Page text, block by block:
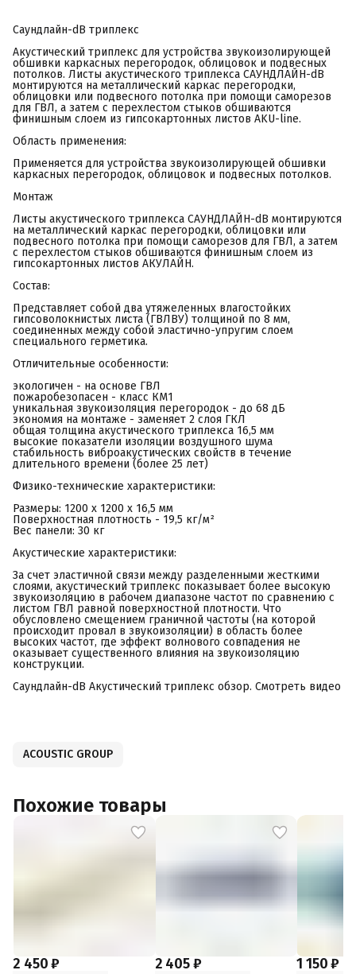
Саундлайн-dB триплекс
Акустический триплекс для устройства звукоизолирующей
обшивки каркасных перегородок, облицовок и подвесных
потолков. Листы акустического триплекса САУНДЛАЙН-dB
монтируются на металлический каркас перегородки,
облицовки или подвесного потолка при помощи саморезов
для ГВЛ, а затем с перехлестом стыков обшиваются
финишным слоем из гипсокартонных листов AKU-line.
Область применения:
Применяется для устройства звукоизолирующей обшивки
каркасных перегородок, облицовок и подвесных потолков.
Монтаж
Листы акустического триплекса САУНДЛАЙН-dB монтируются
на металлический каркас перегородки, облицовки или
подвесного потолка при помощи саморезов для ГВЛ, а затем
с перехлестом стыков обшиваются финишным слоем из
гипсокартонных листов АКУЛАЙН.
Состав:
Представляет собой два утяжеленных влагостойких
гипсоволокнистых листа (ГВЛВУ) толщиной по 8 мм,
соединенных между собой эластично-упругим слоем
специального герметика.
Отличительные особенности:
экологичен - на основе ГВЛ
пожаробезопасен - класс КМ1
уникальная звукоизоляция перегородок - до 68 дБ
экономия на монтаже - заменяет 2 слоя ГКЛ
общая толщина акустического триплекса 16,5 мм
высокие показатели изоляции воздушного шума
стабильность виброакустических свойств в течение
длительного времени (более 25 лет)
Физико-технические характеристики:
Размеры: 1200 х 1200 х 16,5 мм
Поверхностная плотность - 19,5 кг/м²
Вес панели: 30 кг
Акустические характеристики:
За счет эластичной связи между разделенными жесткими
слоями, акустический триплекс показывает более высокую
звукоизоляцию в рабочем диапазоне частот по сравнению с
листом ГВЛ равной поверхностной плотности. Что
обусловлено смещением граничной частоты (на которой
происходит провал в звукоизоляции) в область более
высоких частот, где эффект волнового совпадения не
оказывает существенного влияния на звукоизоляцию
конструкции.
Саундлайн-dB Акустический триплекс обзор. Смотреть видео
ACOUSTIC GROUP
Похожие товары
2 450 ₽ 2 405 ₽ 1 150 ₽